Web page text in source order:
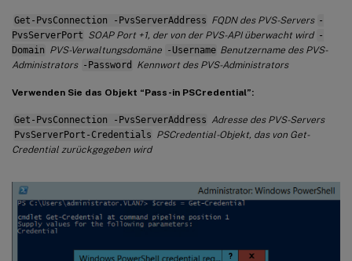
Get-PvsConnection -PvsServerAddress FQDN des PVS-Servers -
PvsServerPort SOAP Port +1, der von der PVS-API überwacht wird -
Domain PVS-Verwaltungsdomäne -Username Benutzername des PVS-
Administrators -Password Kennwort des PVS-Administrators
Verwenden Sie das Objekt “Pass-in PSCredential”:
Get-PvsConnection -PvsServerAddress Adresse des PVS-Servers
PvsServerPort-Credentials PSCredential-Objekt, das von Get-
Credential zurückgegeben wird